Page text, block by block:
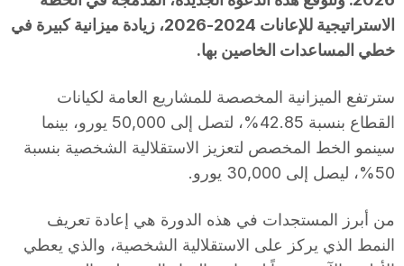
الاستراتيجية للإعانات 2024-2026، زيادة ميزانية كبيرة في
خطي المساعدات الخاصين بها.
سترتفع الميزانية المخصصة للمشاريع العامة لكيانات
القطاع بنسبة 42.85%، لتصل إلى 50,000 يورو، بينما
سينمو الخط المخصص لتعزيز الاستقلالية الشخصية بنسبة
50%، ليصل إلى 30,000 يورو.
من أبرز المستجدات في هذه الدورة هي إعادة تعريف
النمط الذي يركز على الاستقلالية الشخصية، والذي يعطي